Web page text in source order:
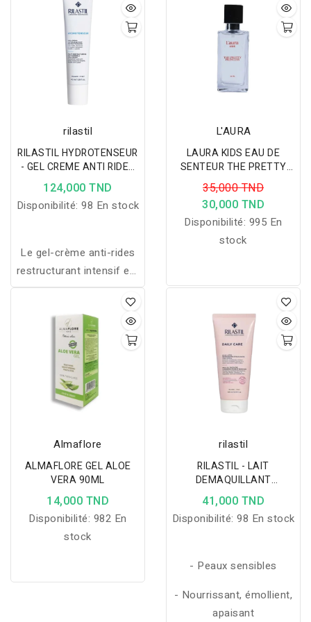
rilastil
RILASTIL HYDROTENSEUR
- GEL CREME ANTI RIDES
RESTRUCTURANT 40ML
124,000 TND
Disponibilité: 98 En stock
Le gel-crème anti-rides
restructurant intensif est
spécialement conçu pour
améliore l'élasticité de la
peau tout en lissant les
rides. Sa formule unique,
enrichie en acide
hyaluronique à trois poids
moléculaires, lupéol et
restructurer la barrière
épidermique et à lutter
contre la perte de tonus
et de fermeté de la peau.
L'AURA
LAURA KIDS EAU DE
SENTEUR THE PRETTY
PRINCESS 50ML
35,000 TND
30,000 TND
Disponibilité: 995 En
stock
Almaflore
ALMAFLORE GEL ALOE
VERA 90ML
14,000 TND
Disponibilité: 982 En
stock
rilastil
RILASTIL - LAIT
DEMAQUILLANT
NETTOYANT VISAGE ET
YEUX 200ML
41,000 TND
Disponibilité: 98 En stock
- Peaux sensibles
- Nourrissant, émollient,
apaisant